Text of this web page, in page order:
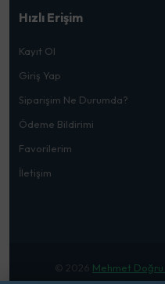
Hızlı Erişim
Kayıt Ol
Giriş Yap
Siparişim Ne Durumda?
Ödeme Bildirimi
Favorilerim
İletişim
© 2026 Mehmet